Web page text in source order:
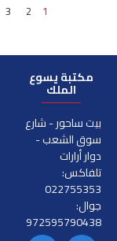
1
2
3
مكتبة يسوع
الملك
بيت ساحور - شارع
سوق الشعب -
دوار أرارات
تلفاكس:
022755353
جوال:
972595790438